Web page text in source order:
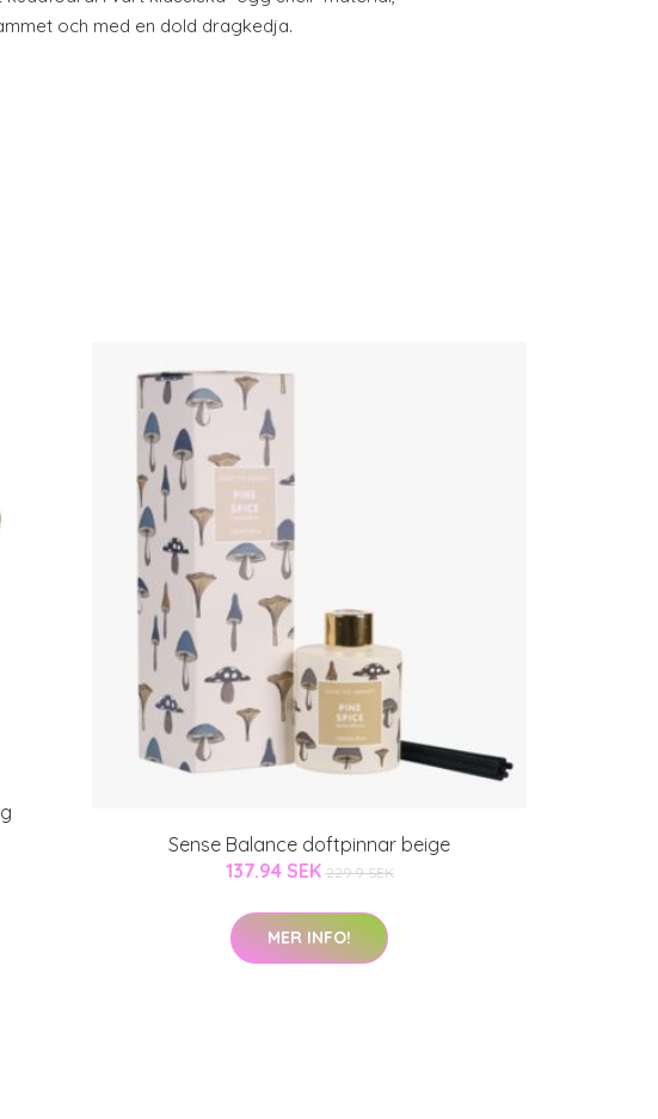
och med en dold dragkedja.
Sense Balance doftpinnar beige
137.94 SEK 229.9 SEK
MER INFO!